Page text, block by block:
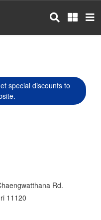
special discounts to
Rd.
11120